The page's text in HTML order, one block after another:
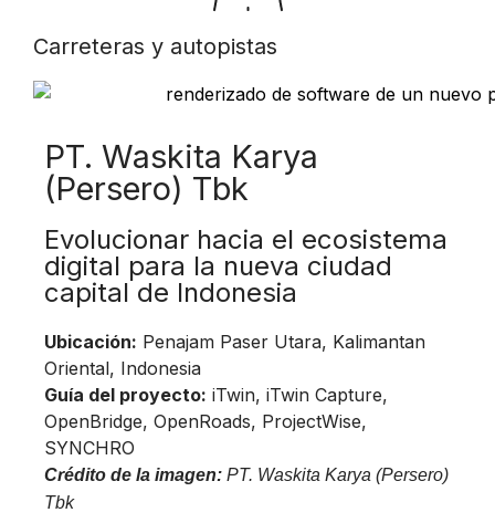
Carreteras y autopistas
PT. Waskita Karya
(Persero) Tbk
Evolucionar hacia el ecosistema
digital para la nueva ciudad
capital de Indonesia
Ubicación: Penajam Paser Utara, Kalimantan
Oriental, Indonesia
Guía del proyecto: iTwin, iTwin Capture,
OpenBridge, OpenRoads, ProjectWise,
SYNCHRO
Crédito de la imagen: PT. Waskita Karya (Persero)
Tbk